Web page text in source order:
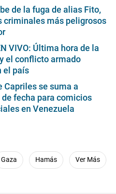
de la fuga de alias Fito,
criminales más peligrosos
VIVO: Última hora de la
el conflicto armado
el país
Capriles se suma a
fecha para comicios
en Venezuela
Gaza Hamás Ver Más